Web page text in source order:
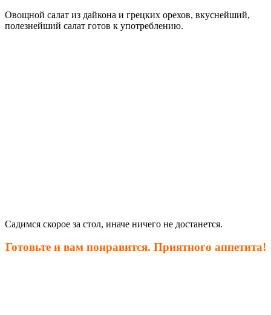
Овощной салат из дайкона и грецких орехов, вкуснейший,
полезнейший салат готов к употреблению.
Садимся скорое за стол, иначе ничего не достанется.
Готовьте и вам понравится. Приятного аппетита!